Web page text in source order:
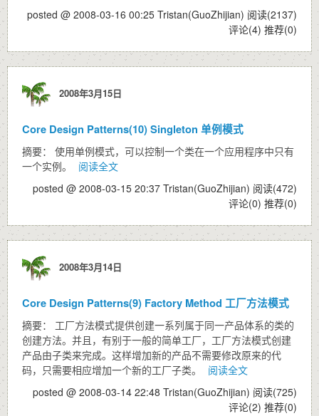
posted @ 2008-03-16 00:25 Tristan(GuoZhijian) 阅读(2137)
评论(4) 推荐(0)
2008年3月15日
Core Design Patterns(10) Singleton 单例模式
摘要： 使用单例模式，可以控制一个类在一个应用程序中只有
一个实例。
阅读全文
posted @ 2008-03-15 20:37 Tristan(GuoZhijian) 阅读(472)
评论(0) 推荐(0)
2008年3月14日
Core Design Patterns(9) Factory Method 工厂方法模式
摘要： 工厂方法模式提供创建一系列属于同一产品体系的类的
创建方法。并且，有别于一般的简单工厂，工厂方法模式创建
产品由子类来完成。这样增加新的产品不需要修改原来的代
码，只需要相应增加一个新的工厂子类。
阅读全文
posted @ 2008-03-14 22:48 Tristan(GuoZhijian) 阅读(725)
评论(2) 推荐(0)